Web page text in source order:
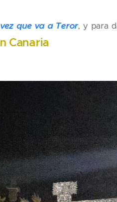
que va a Teror, y para
Canaria